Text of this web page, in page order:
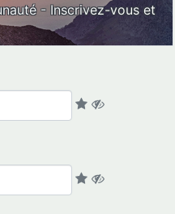
- Inscrivez-vous et